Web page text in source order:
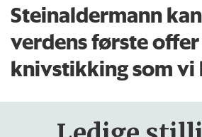
Steinaldermann
verdens første
knivstikking som vi